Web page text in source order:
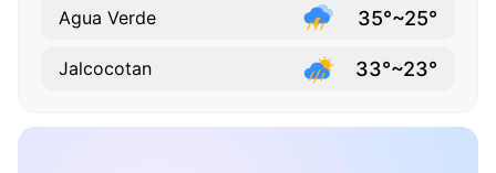
Agua Verde 35°~25°
Jalcocotan 33°~23°